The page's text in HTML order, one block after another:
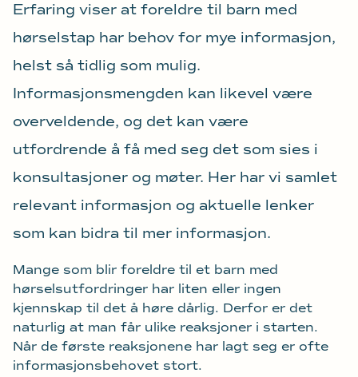
Erfaring viser at foreldre til barn med
hørselstap har behov for mye informasjon,
helst så tidlig som mulig.
Informasjonsmengden kan likevel være
overveldende, og det kan være
utfordrende å få med seg det som sies i
konsultasjoner og møter. Her har vi samlet
relevant informasjon og aktuelle lenker
som kan bidra til mer informasjon.
Mange som blir foreldre til et barn med
hørselsutfordringer har liten eller ingen
kjennskap til det å høre dårlig. Derfor er det
naturlig at man får ulike reaksjoner i starten.
Når de første reaksjonene har lagt seg er ofte
informasjonsbehovet stort.